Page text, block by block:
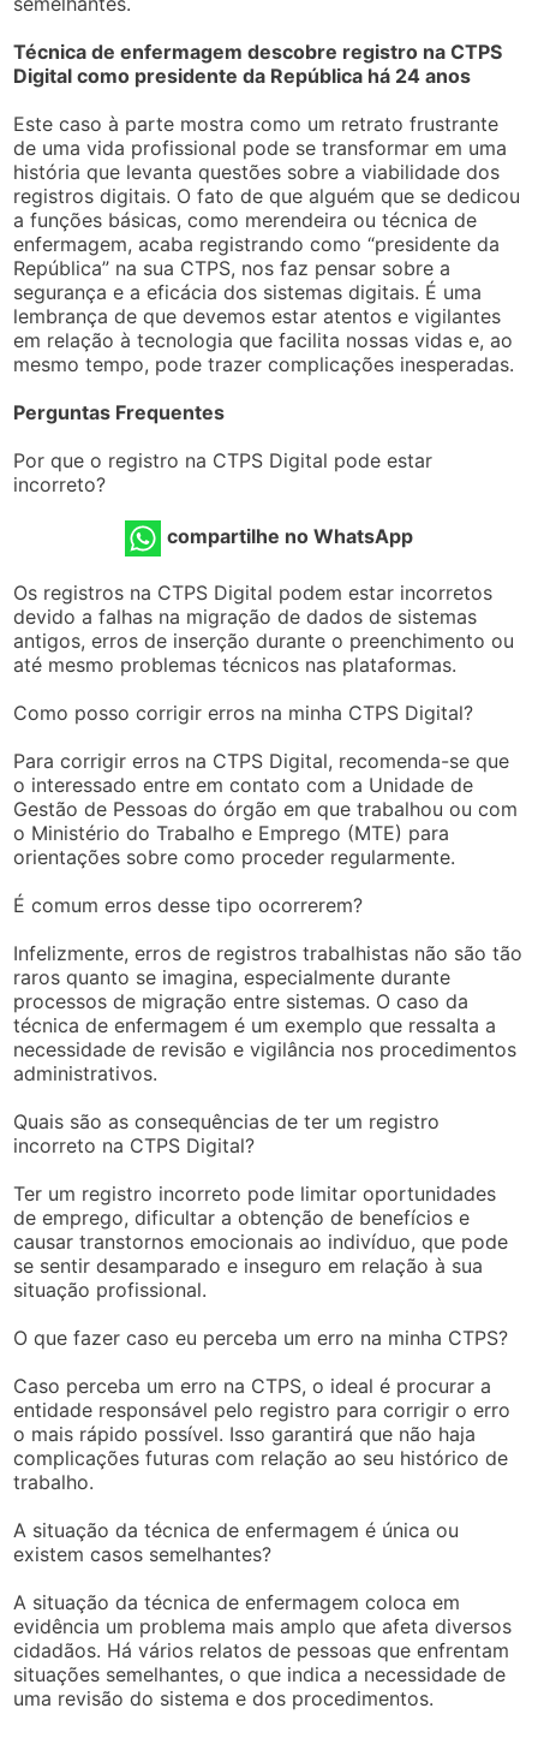
Técnica de enfermagem descobre registro na CTPS
Digital como presidente da República há 24 anos
Este caso à parte mostra como um retrato frustrante
de uma vida profissional pode se transformar em uma
história que levanta questões sobre a viabilidade dos
registros digitais. O fato de que alguém que se dedicou
a funções básicas, como merendeira ou técnica de
enfermagem, acaba registrando como “presidente da
República” na sua CTPS, nos faz pensar sobre a
segurança e a eficácia dos sistemas digitais. É uma
lembrança de que devemos estar atentos e vigilantes
em relação à tecnologia que facilita nossas vidas e, ao
mesmo tempo, pode trazer complicações inesperadas.
Perguntas Frequentes
Por que o registro na CTPS Digital pode estar
incorreto?
compartilhe no WhatsApp
Os registros na CTPS Digital podem estar incorretos
devido a falhas na migração de dados de sistemas
antigos, erros de inserção durante o preenchimento ou
até mesmo problemas técnicos nas plataformas.
Como posso corrigir erros na minha CTPS Digital?
Para corrigir erros na CTPS Digital, recomenda-se que
o interessado entre em contato com a Unidade de
Gestão de Pessoas do órgão em que trabalhou ou com
o Ministério do Trabalho e Emprego (MTE) para
orientações sobre como proceder regularmente.
É comum erros desse tipo ocorrerem?
Infelizmente, erros de registros trabalhistas não são tão
raros quanto se imagina, especialmente durante
processos de migração entre sistemas. O caso da
técnica de enfermagem é um exemplo que ressalta a
necessidade de revisão e vigilância nos procedimentos
administrativos.
Quais são as consequências de ter um registro
incorreto na CTPS Digital?
Ter um registro incorreto pode limitar oportunidades
de emprego, dificultar a obtenção de benefícios e
causar transtornos emocionais ao indivíduo, que pode
se sentir desamparado e inseguro em relação à sua
situação profissional.
O que fazer caso eu perceba um erro na minha CTPS?
Caso perceba um erro na CTPS, o ideal é procurar a
entidade responsável pelo registro para corrigir o erro
o mais rápido possível. Isso garantirá que não haja
complicações futuras com relação ao seu histórico de
trabalho.
A situação da técnica de enfermagem é única ou
existem casos semelhantes?
A situação da técnica de enfermagem coloca em
evidência um problema mais amplo que afeta diversos
cidadãos. Há vários relatos de pessoas que enfrentam
situações semelhantes, o que indica a necessidade de
uma revisão do sistema e dos procedimentos.